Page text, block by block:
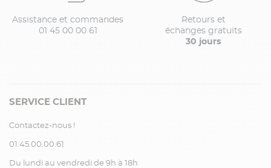
Assistance et commandes
01 45 00 00 61
Retours et
échanges gratuits
30 jours
SERVICE CLIENT
Contactez-nous !
01.45.00.00.61
Du lundi au vendredi de 9h à 18h